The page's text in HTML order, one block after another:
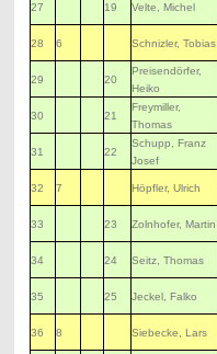
27 19 Velte, Michel
28 6 Schnizler, Tobias
29 20
Preisendörfer,
Heiko
30 21
Freymiller,
Thomas
31 22
Schupp, Franz
Josef
32 7 Höpfler, Ulrich
33 23 Zolnhofer, Martin
34 24 Seitz, Thomas
35 25 Jeckel, Falko
36 8 Siebecke, Lars